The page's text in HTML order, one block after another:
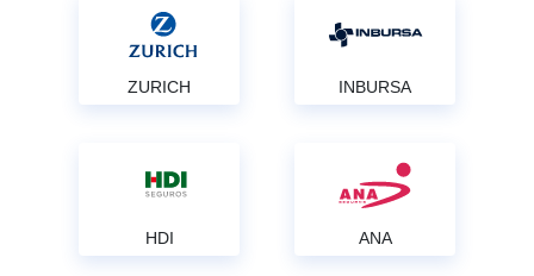
ZURICH INBURSA
HDI ANA